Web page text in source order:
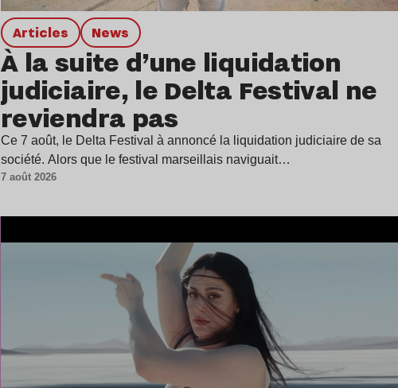
Articles news
À la suite d’une liquidation
judiciaire, le Delta Festival ne
reviendra pas
Ce 7 août, le Delta Festival à annoncé la liquidation judiciaire de sa
société. Alors que le festival marseillais naviguait…
7 août 2026